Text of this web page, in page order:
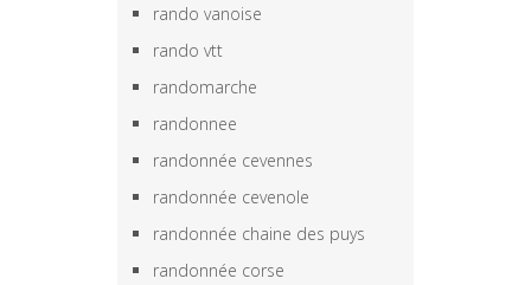
rando vanoise
rando vtt
randomarche
randonnee
randonnée cevennes
randonnée cevenole
randonnée chaine des puys
randonnée corse